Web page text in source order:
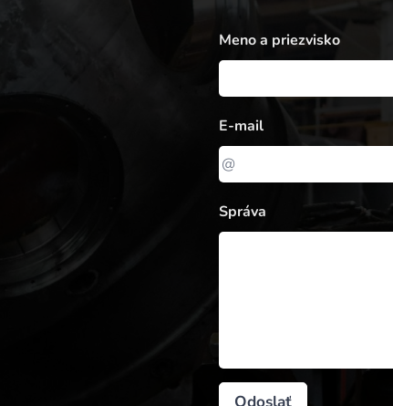
Meno a priezvisko
E-mail
Správa